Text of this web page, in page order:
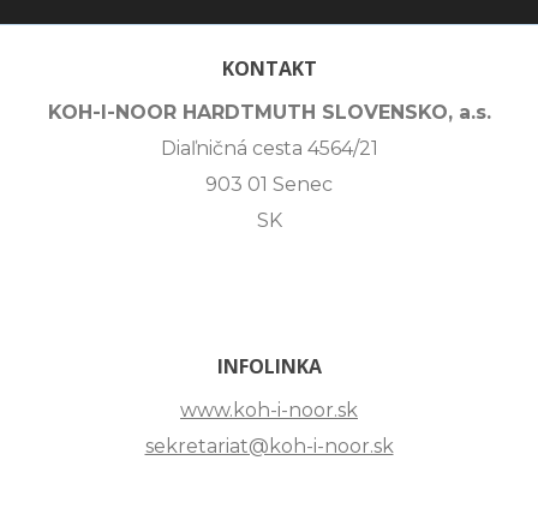
KONTAKT
KOH-I-NOOR HARDTMUTH SLOVENSKO, a.s.
Diaľničná cesta 4564/21
903 01 Senec
SK
INFOLINKA
www.koh-i-noor.sk
sekretariat@koh-i-noor.sk